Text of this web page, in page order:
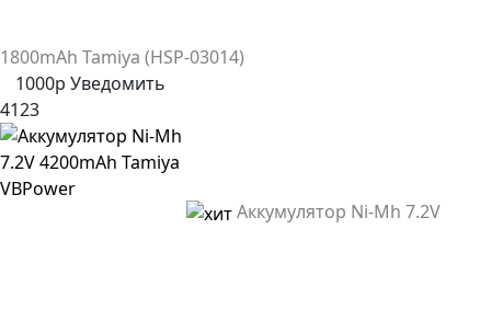
1800mAh Tamiya (HSP-03014)
1000р Уведомить
4123
Аккумулятор Ni-Mh 7.2V